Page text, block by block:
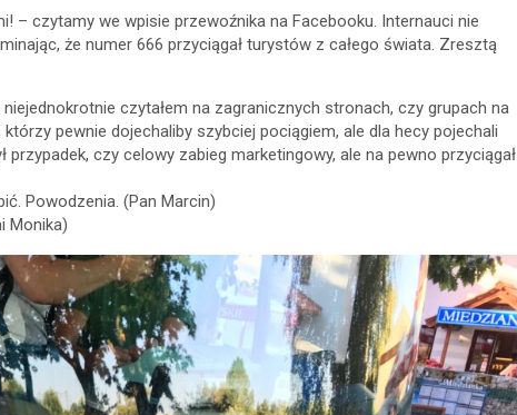
– czytamy we wpisie przewoźnika na Facebooku. Internauci nie
że numer 666 przyciągał turystów z całego świata. Zresztą
niejednokrotnie czytałem na zagranicznych stronach, czy grupach na
pewnie dojechaliby szybciej pociągiem, ale dla hecy pojechali
czy celowy zabieg marketingowy, ale na pewno przyciągał
Powodzenia. (Pan Marcin)
Monika)